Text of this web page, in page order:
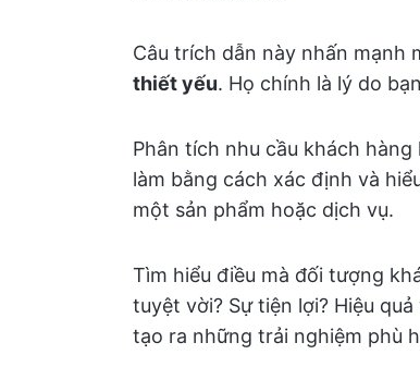
Câu trích dẫn này nhấn mạnh
thiết yếu. Họ chính là lý do
Phân tích nhu cầu khách
làm bằng cách xác định và
một sản phẩm hoặc dịch vụ.
Tìm hiểu điều mà đối tượng
tuyệt vời? Sự tiện lợi? Hiệu
tạo ra những trải nghiệm phù